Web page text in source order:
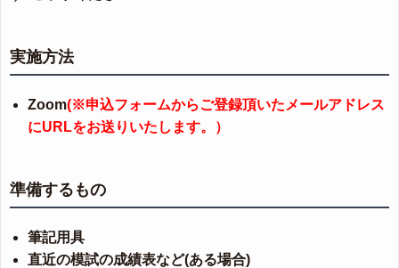
実施方法
Zoom(※申込フォームからご登録頂いたメールアドレス
にURLをお送りいたします。）
準備するもの
筆記用具
直近の模試の成績表など(ある場合)